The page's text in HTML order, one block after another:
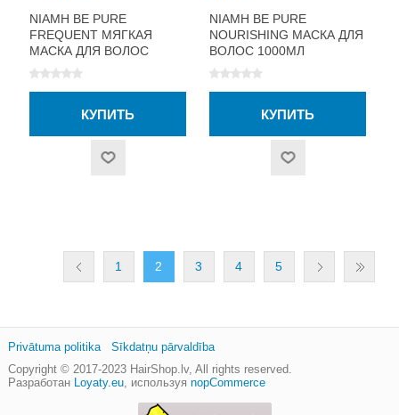
NIAMH BE PURE
FREQUENT МЯГКАЯ
МАСКА ДЛЯ ВОЛОС
1000МЛ
NIAMH BE PURE
NOURISHING МАСКА ДЛЯ
ВОЛОС 1000МЛ
1 2 3 4 5
Copyright © 2017-2023 HairShop.lv, All rights reserved.
Разработан Loyaty.eu, используя nopCommerce
Privātuma politika Sīkdatņu pārvaldība